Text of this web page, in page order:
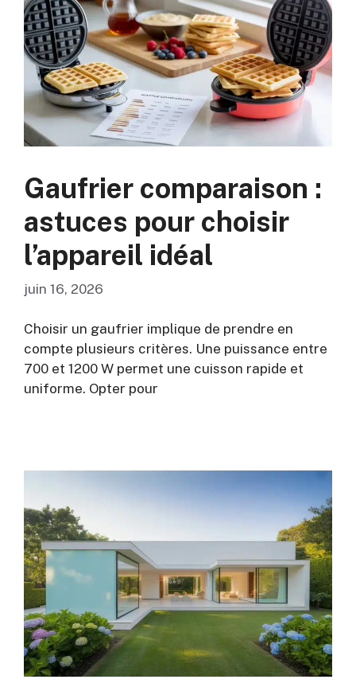
Gaufrier comparaison :
astuces pour choisir
l’appareil idéal
juin 16, 2026
Choisir un gaufrier implique de prendre en
compte plusieurs critères. Une puissance entre
700 et 1200 W permet une cuisson rapide et
uniforme. Opter pour